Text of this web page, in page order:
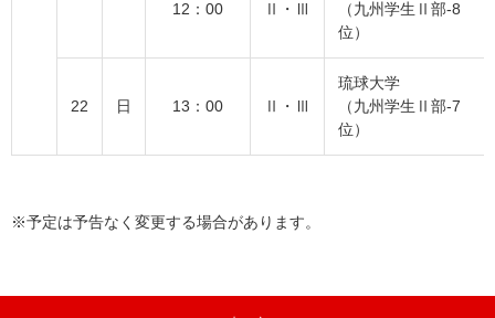
12：00 Ⅱ・Ⅲ
（九州学生Ⅱ部-8
位）
22 日 13：00 Ⅱ・Ⅲ
琉球大学
（九州学生Ⅱ部-7
位）
※予定は予告なく変更する場合があります。